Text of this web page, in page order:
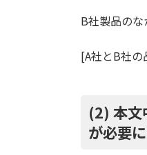
B社製品のな
[A社とB社の
(2) 本文
が必要